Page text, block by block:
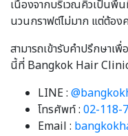
เนื่องจากบริเวณคิ้วเป็นพื้
นวนกราฟต์ไม่มาก แต่ต้อง
สามารถเข้ารับคำปรึกษาเ
นี้ที่ Bangkok Hair
LINE :
โทรศัพท์ : 02-118-
Email :